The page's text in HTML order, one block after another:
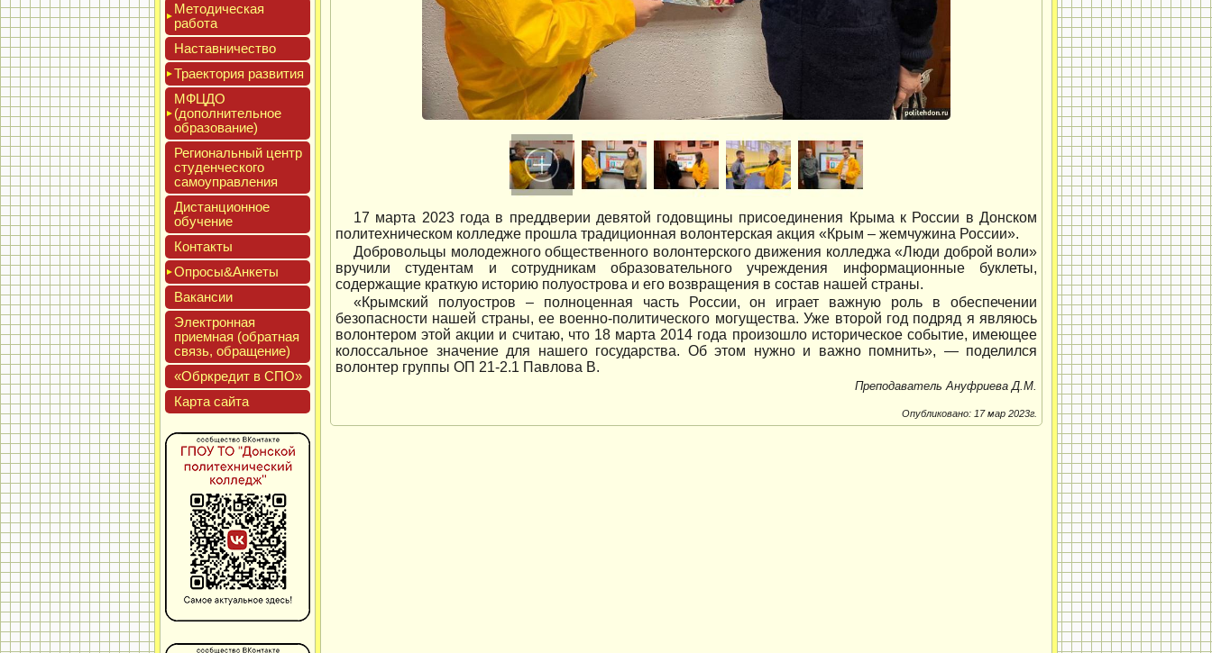
Мето­дичес­кая
ра­бота
Нас­тавни­чес­тво
Тра­ек­то­рия раз­ви­тия
МФЦДО
(до­пол­ни­тель­ное
об­ра­зова­ние)
Реги­ональ­ный центр
сту­ден­ческо­го
са­мо­уп­равле­ния
Дис­танци­он­ное
обу­чение
Кон­такты
Опро­сы&Анке­ты
Вакан­сии
Элек­трон­ная
при­ем­ная (об­ратная
связь, об­ра­щение)
«Обркре­дит в СПО»
Кар­та сай­та
17 марта 2023 года в преддверии девятой годовщины присоединения Крыма к России в Донском
политехническом колледже прошла традиционная волонтерская акция «Крым – жемчужина России».
Добровольцы молодежного общественного волонтерского движения колледжа «Люди доброй воли»
вручили студентам и сотрудникам образовательного учреждения информационные буклеты,
содержащие краткую историю полуострова и его возвращения в состав нашей страны.
«Крымский полуостров – полноценная часть России, он играет важную роль в обеспечении
безопасности нашей страны, ее военно-политического могущества. Уже второй год подряд я являюсь
волонтером этой акции и считаю, что 18 марта 2014 года произошло историческое событие, имеющее
колоссальное значение для нашего государства. Об этом нужно и важно помнить», — поделился
волонтер группы ОП 21-2.1 Павлова В.
Преподаватель Ануфриева Д.М.
Опубликовано: 17 мар 2023г.